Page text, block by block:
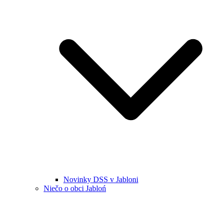
Novinky DSS v Jabloni
Niečo o obci Jabloń